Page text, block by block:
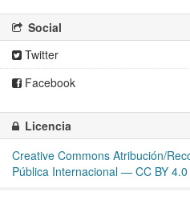
Social
Twitter
Facebook
Licencia
Creative Commons Atribución/
Pública Internacional — CC BY 4.0